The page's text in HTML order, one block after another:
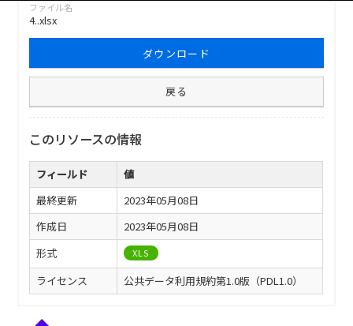
ファイル名
4..xlsx
ダウンロード
戻る
このリソースの情報
フィールド
値
最終更新
2023年05月08日
作成日
2023年05月08日
形式
XLS
ライセンス 公共データ利用規約第1.0版（PDL1.0）